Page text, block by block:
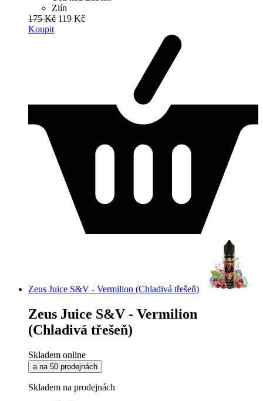
Zlín
175 Kč 119 Kč
Koupit
Zeus Juice S&V - Vermilion (Chladivá třešeň)
Zeus Juice S&V - Vermilion
(Chladivá třešeň)
Skladem online
a na 50 prodejnách
Skladem na prodejnách